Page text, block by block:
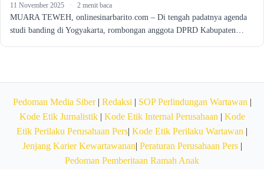
11 November 2025 · 2 menit baca
MUARA TEWEH, onlinesinarbarito.com – Di tengah padatnya agenda
studi banding di Yogyakarta, rombongan anggota DPRD Kabupaten…
Pedoman Media Siber| Redaksi | SOP Perlindungan Wartawan |
Kode Etik Jurnalistik| Kode Etik Internal Perusahaan | Kode
Etik Perilaku Perusahaan Pers| Kode Etik Perilaku Wartawan |
Jenjang Karier Kewartawanan| Peraturan Perusahaan Pers|
Pedoman Pemberitaan Ramah Anak